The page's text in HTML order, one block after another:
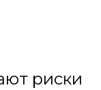
риски